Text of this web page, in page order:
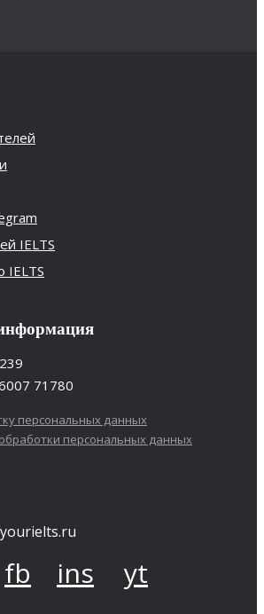
IELTS
IELTS
71780
персональных данных
персональных данных
fb ins yt